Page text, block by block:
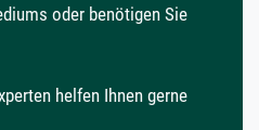
oder benötigen Sie
helfen Ihnen gerne